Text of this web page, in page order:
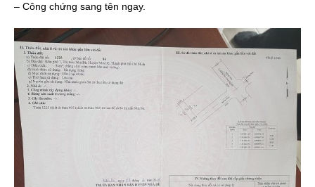
– Công chứng sang tên ngay.